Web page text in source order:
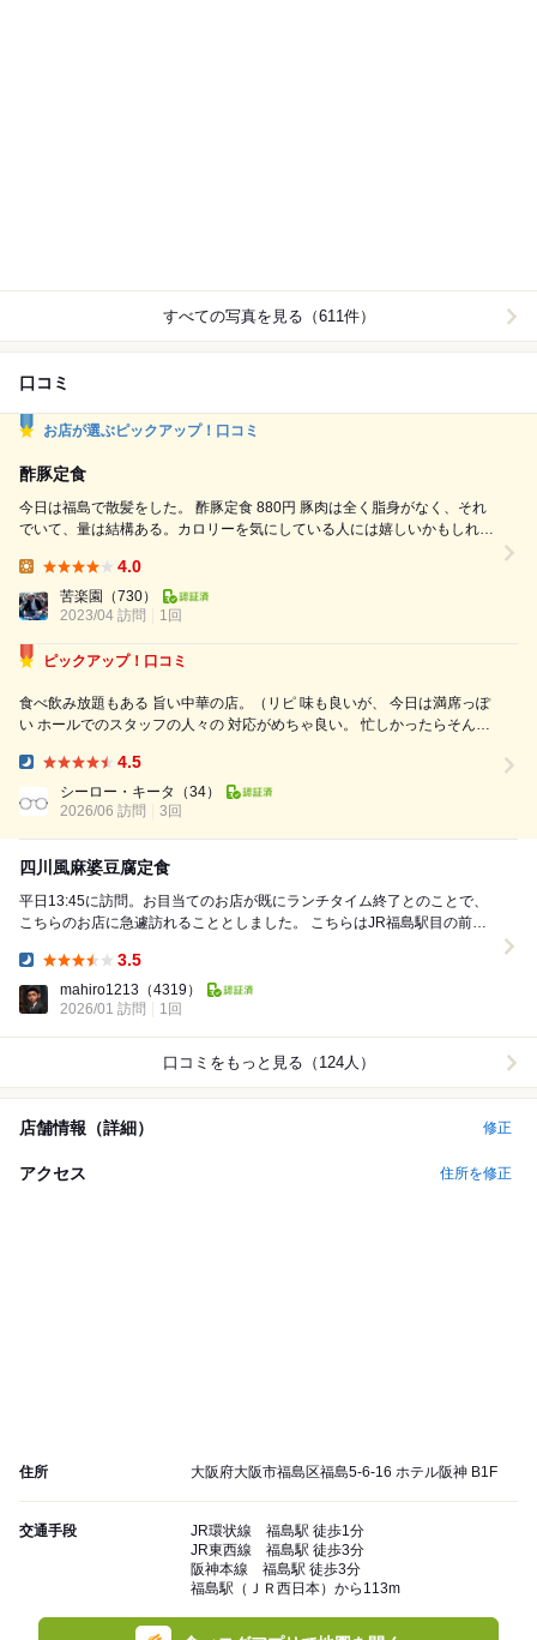
すべての写真を見る（611件）
口コミ
お店が選ぶピックアップ！口コミ
酢豚定食
今日は福島で散髪をした。 酢豚定食 880円 豚肉は全く脂身がなく、それ
でいて、量は結構ある。カロリーを気にしている人には嬉しいかもしれな
甘味役。酢がよく効いた餡が絡んで、さっぱりしてて美味しい。小鉢がマ
カロニサラダ、マヨネーズのまろやかな味は、酢豚と交互に食べると楽し
い。ご飯は小型のお櫃のような器に盛られてて、見た目...
4.0
苦楽園
（730）
2023/04 訪問
1回
ピックアップ！口コミ
食べ飲み放題もある 旨い中華の店。（リピ 味も良いが、 今日は満席っぽ
い ホールでのスタッフの人々の 対応がめちゃ良い。 忙しかったらそんな
4.5
シーロー・キータ
（34）
2026/06 訪問
3回
四川風麻婆豆腐定食
平日13:45に訪問。お目当てのお店が既にランチタイム終了とのことで、
こちらのお店に急遽訪れることとしました。 こちらはJR福島駅目の前の
3.5
mahiro1213 （4319）
2026/01 訪問
1回
口コミをもっと見る（124人）
店舗情報（詳細） 修正
アクセス 住所を修正
住所 大阪府大阪市福島区福島5-6-16 ホテル阪神 B1F
交通手段
JR環状線 福島駅 徒歩1分
JR東西線 福島駅 徒歩3分
阪神本線 福島駅 徒歩3分
福島駅（ＪＲ西日本）から113m